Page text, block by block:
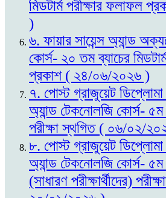
মিডটার্ম পরীক্ষার ফলাফল
)
৬. ফায়ার সায়েন্স অ্যান্ড
কোর্স- ২০ তম ব্যাচের
প্রকাশ ( ২৪/০৬/২০২৬ )
৭. পোস্ট গ্রাজুয়েট ডিপ্লোমা
অ্যান্ড টেকনোলজি কোর্স- ৫ম
পরীক্ষা স্থগিত ( ০৬/০২/
৮. পোস্ট গ্রাজুয়েট ডিপ্লোমা
অ্যান্ড টেকনোলজি কোর্স-
(সাধারণ পরীক্ষার্থীদের)